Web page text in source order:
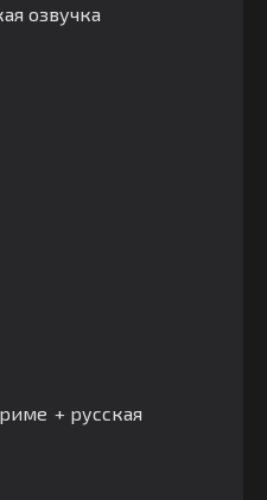
озвучка
+ русская